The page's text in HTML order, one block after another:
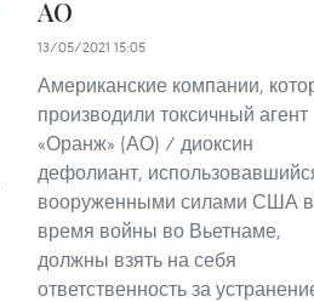
АО
13/05/2021 15:05
Американские компании,
производили токсичный агент
«Оранж» (АО) / диоксин
дефолиант,
вооруженными силами США
время войны во Вьетнаме,
должны взять на себя
ответственность за